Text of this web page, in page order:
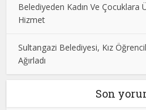
Belediyeden Kadın Ve Çocuklara
Hizmet
Sultangazi Belediyesi, Kız
Ağırladı
Son